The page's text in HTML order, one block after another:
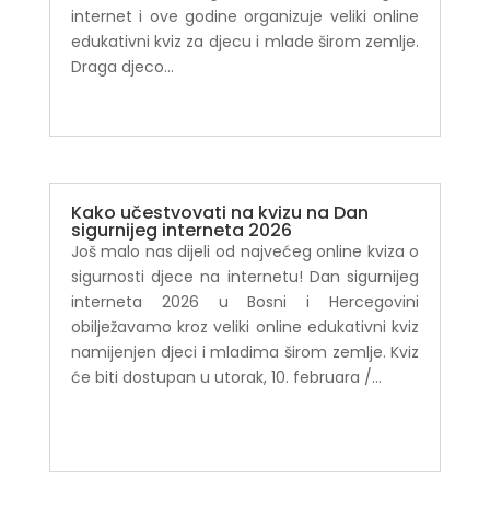
internet i ove godine organizuje veliki online
edukativni kviz za djecu i mlade širom zemlje.
Draga djeco...
Kako učestvovati na kvizu na Dan
sigurnijeg interneta 2026
Još malo nas dijeli od najvećeg online kviza o
sigurnosti djece na internetu! Dan sigurnijeg
interneta 2026 u Bosni i Hercegovini
obilježavamo kroz veliki online edukativni kviz
namijenjen djeci i mladima širom zemlje. Kviz
će biti dostupan u utorak, 10. februara /...